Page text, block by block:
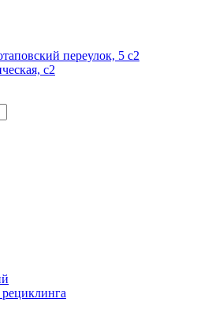
переулок, 5 с2
с2